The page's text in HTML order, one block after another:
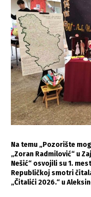
Na temu „Pozorište
„Zoran Radmilović“ u
Nešić“ osvojili su 1.
Republičkoj smotri
„Čitalići 2026.“ u